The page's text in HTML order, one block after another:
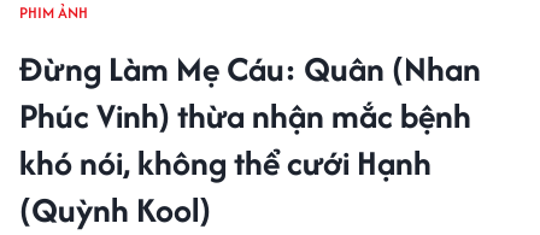
PHIM ẢNH
Đừng Làm Mẹ Cáu: Quân (Nhan
Phúc Vinh) thừa nhận mắc bệnh
khó nói, không thể cưới Hạnh
(Quỳnh Kool)